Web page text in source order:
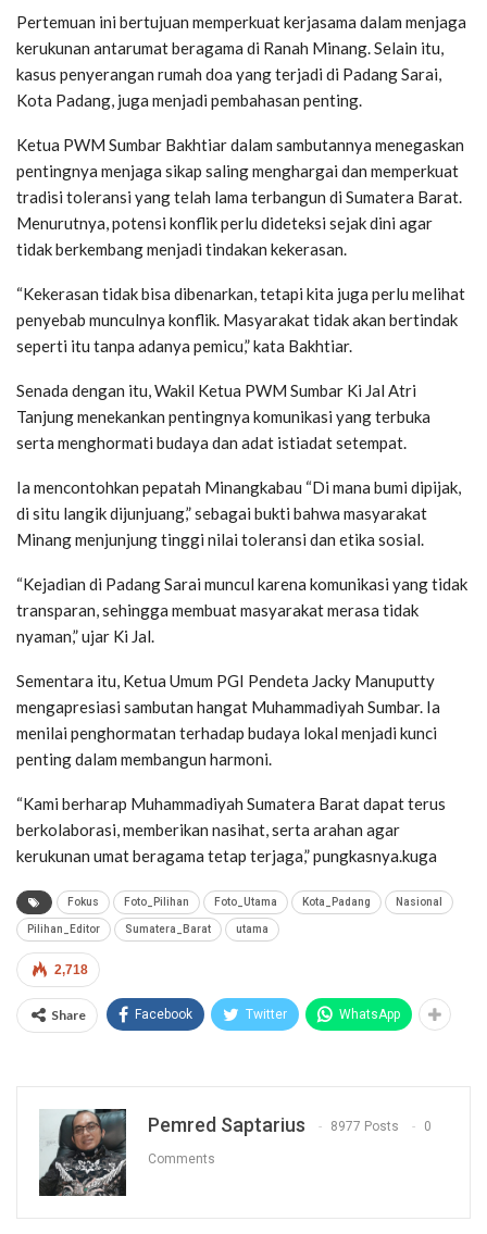
Pertemuan ini bertujuan memperkuat kerjasama dalam menjaga
kerukunan antarumat beragama di Ranah Minang. Selain itu,
kasus penyerangan rumah doa yang terjadi di Padang Sarai,
Kota Padang, juga menjadi pembahasan penting.
Ketua PWM Sumbar Bakhtiar dalam sambutannya menegaskan
pentingnya menjaga sikap saling menghargai dan memperkuat
tradisi toleransi yang telah lama terbangun di Sumatera Barat.
Menurutnya, potensi konflik perlu dideteksi sejak dini agar
tidak berkembang menjadi tindakan kekerasan.
“Kekerasan tidak bisa dibenarkan, tetapi kita juga perlu melihat
penyebab munculnya konflik. Masyarakat tidak akan bertindak
seperti itu tanpa adanya pemicu,” kata Bakhtiar.
Senada dengan itu, Wakil Ketua PWM Sumbar Ki Jal Atri
Tanjung menekankan pentingnya komunikasi yang terbuka
serta menghormati budaya dan adat istiadat setempat.
Ia mencontohkan pepatah Minangkabau “Di mana bumi dipijak,
di situ langik dijunjuang,” sebagai bukti bahwa masyarakat
Minang menjunjung tinggi nilai toleransi dan etika sosial.
“Kejadian di Padang Sarai muncul karena komunikasi yang tidak
transparan, sehingga membuat masyarakat merasa tidak
nyaman,” ujar Ki Jal.
Sementara itu, Ketua Umum PGI Pendeta Jacky Manuputty
mengapresiasi sambutan hangat Muhammadiyah Sumbar. Ia
menilai penghormatan terhadap budaya lokal menjadi kunci
penting dalam membangun harmoni.
“Kami berharap Muhammadiyah Sumatera Barat dapat terus
berkolaborasi, memberikan nasihat, serta arahan agar
kerukunan umat beragama tetap terjaga,” pungkasnya.kuga
Fokus Foto_Pilihan Foto_Utama Kota_Padang Nasional
Pilihan_Editor Sumatera_Barat utama
2,718
Share Facebook Twitter WhatsApp
Pemred Saptarius 8977 Posts 0
Comments